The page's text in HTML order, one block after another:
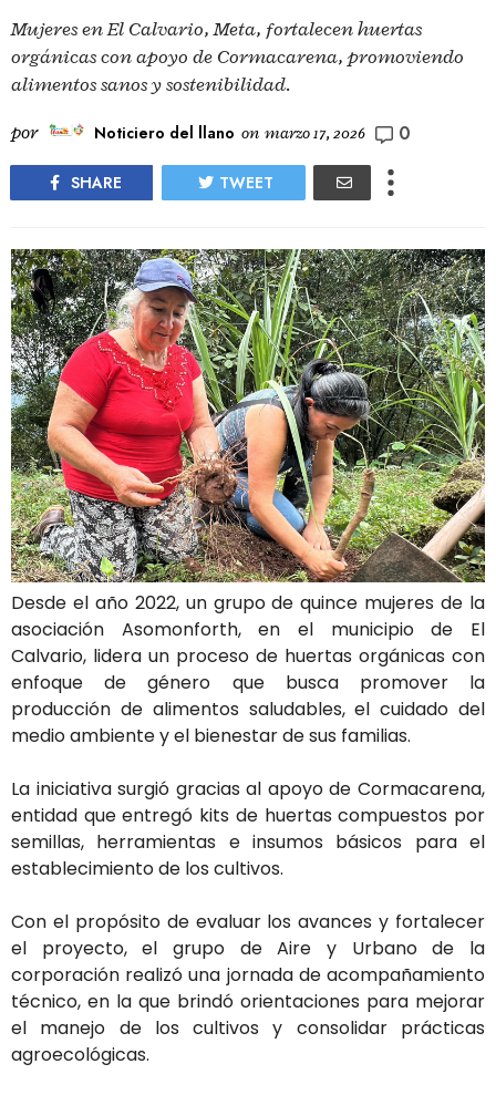
Mujeres en El Calvario, Meta, fortalecen huertas
orgánicas con apoyo de Cormacarena, promoviendo
alimentos sanos y sostenibilidad.
por Noticiero del llano on marzo 17, 2026 0
SHARE TWEET
Desde el año 2022, un grupodequince mujeresde la
asociación Asomonforth,enel municipiode El
Calvario, lidera un proceso de huertas orgánicas con
enfoquedegénero que busca promover la
producción de alimentos saludables,elcuidadodel
medioambienteyel bienestardesus familias.
La iniciativasurgió graciasal apoyodeCormacarena,
entidad queentregó kits de huertascompuestos por
semillas, herramientas einsumos básicos parael
establecimientode los cultivos.
Con el propósito de evaluar losavancesy fortalecer
el proyecto,elgrupo deAirey Urbanode la
corporación realizóuna jornada deacompañamiento
técnico, en la que brindó orientaciones para mejorar
el manejo de loscultivosy consolidar prácticas
agroecológicas.